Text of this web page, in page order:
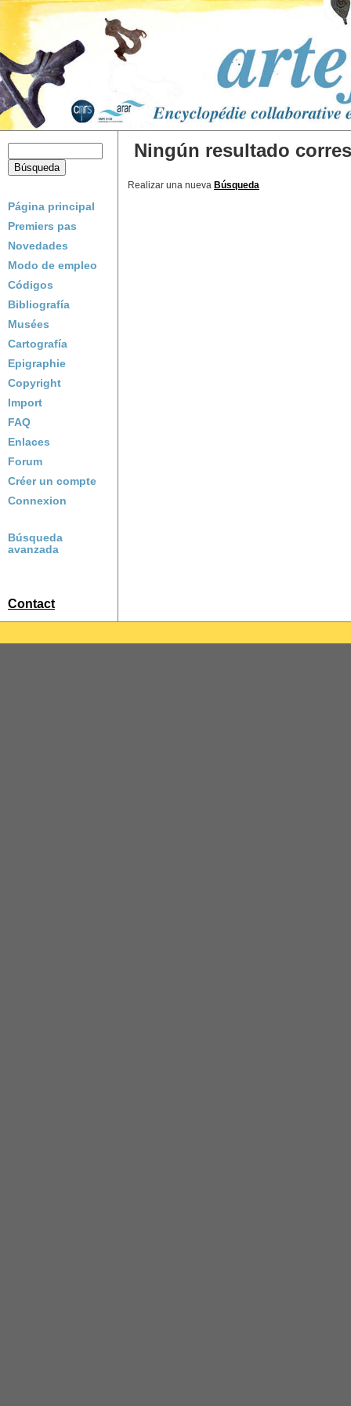
Página principal
Premiers pas
Novedades
Modo de empleo
Códigos
Bibliografía
Musées
Cartografía
Epigraphie
Copyright
Import
FAQ
Enlaces
Forum
Créer un compte
Connexion
Búsqueda
avanzada
Contact
Ningún resultado
Realizar una nueva Búsqueda